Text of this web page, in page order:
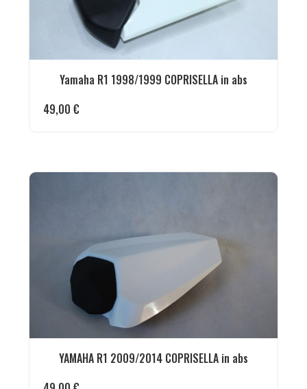
Yamaha R1 1998/1999 COPRISELLA in abs
49,00 €
YAMAHA R1 2009/2014 COPRISELLA in abs